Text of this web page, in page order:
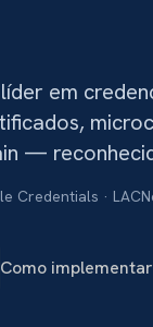
em
—
Credentials ·
Como implementar